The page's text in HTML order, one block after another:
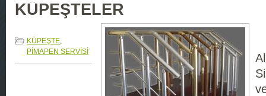
KÜPEŞTELER
KÜPEŞTE,
PİMAPEN SERVİSİ